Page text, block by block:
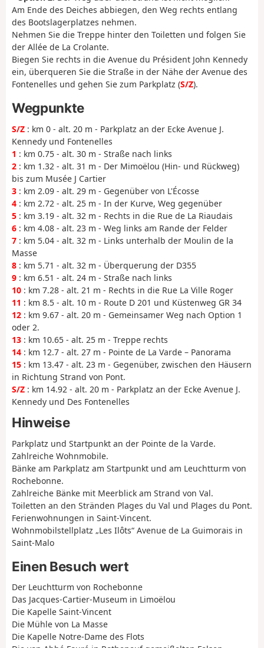
Am Ende des Deiches abbiegen, den Weg rechts entlang
des Bootslagerplatzes nehmen.
Nehmen Sie die Treppe hinter den Toiletten und folgen Sie
der Allée de La Crolante.
Biegen Sie rechts in die Avenue du Président John Kennedy
ein, überqueren Sie die Straße in der Nähe der Avenue des
Fontenelles und gehen Sie zum Parkplatz (S/Z).
Wegpunkte
S/Z : km 0 - alt. 20 m - Parkplatz an der Ecke Avenue J.
Kennedy und Fontenelles
1 : km 0.75 - alt. 30 m - Straße nach links
2 : km 1.32 - alt. 31 m - Der Mimoëlou (Hin- und Rückweg)
bis zum Musée J Cartier
3 : km 2.09 - alt. 29 m - Gegenüber von L'Écosse
4 : km 2.72 - alt. 25 m - In der Kurve, Weg gegenüber
5 : km 3.19 - alt. 32 m - Rechts in die Rue de La Riaudais
6 : km 4.08 - alt. 23 m - Weg links am Rande der Felder
7 : km 5.04 - alt. 32 m - Links unterhalb der Moulin de la
Masse
8 : km 5.71 - alt. 32 m - Überquerung der D355
9 : km 6.51 - alt. 24 m - Straße nach links
10 : km 7.28 - alt. 21 m - Rechts in die Rue La Ville Roger
11 : km 8.5 - alt. 10 m - Route D 201 und Küstenweg GR 34
12 : km 9.67 - alt. 20 m - Gemeinsamer Weg nach Option 1
oder 2.
13 : km 10.65 - alt. 25 m - Treppe rechts
14 : km 12.7 - alt. 27 m - Pointe de La Varde – Panorama
15 : km 13.47 - alt. 23 m - Gegenüber, zwischen den Häusern
in Richtung Strand von Pont.
S/Z : km 14.92 - alt. 20 m - Parkplatz an der Ecke Avenue J.
Kennedy und Des Fontenelles
Hinweise
Parkplatz und Startpunkt an der Pointe de la Varde.
Zahlreiche Wohnmobile.
Bänke am Parkplatz am Startpunkt und am Leuchtturm von
Rochebonne.
Zahlreiche Bänke mit Meerblick am Strand von Val.
Toiletten an den Stränden Plages du Val und Plages du Pont.
Ferienwohnungen in Saint-Vincent.
Wohnmobilstellplatz „Les Ilôts“ Avenue de La Guimorais in
Saint-Malo
Einen Besuch wert
Der Leuchtturm von Rochebonne
Das Jacques-Cartier-Museum in Limoëlou
Die Kapelle Saint-Vincent
Die Mühle von La Masse
Die Kapelle Notre-Dame des Flots